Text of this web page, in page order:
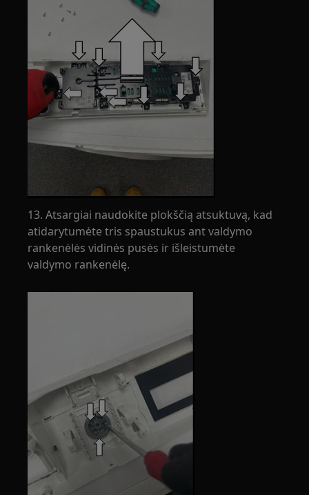
13. Atsargiai naudokite plokščią atsuktuvą, kad
atidarytumėte tris spaustukus ant valdymo
rankenėlės vidinės pusės ir išleistumėte
valdymo rankenėlę.